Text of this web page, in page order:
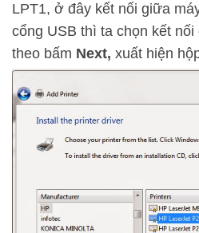
LPT1, ở đây kết nối giữa
cổng USB thì ta chọn kết
theo bấm Next, xuất hiện